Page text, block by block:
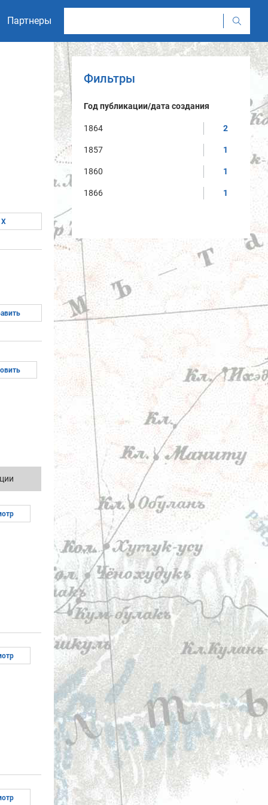
Партнеры
Фильтры
Год публикации/дата создания
1864 2
1857 1
1860 1
1866 1